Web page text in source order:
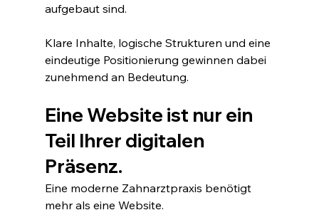
aufgebaut sind.
Klare Inhalte, logische Strukturen und eine
eindeutige Positionierung gewinnen dabei
zunehmend an Bedeutung.
Eine Website ist nur ein
Teil Ihrer digitalen
Präsenz.
Eine moderne Zahnarztpraxis benötigt
mehr als eine Website.